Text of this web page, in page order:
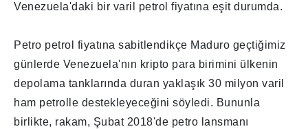
Venezuela'daki bir varil petrol fiyatına eşit durumda.
Petro petrol fiyatına sabitlendikçe Maduro geçtiğimiz
günlerde Venezuela'nın kripto para birimini ülkenin
depolama tanklarında duran yaklaşık 30 milyon varil
ham petrolle destekleyeceğini söyledi. Bununla
birlikte, rakam, Şubat 2018'de petro lansmanı